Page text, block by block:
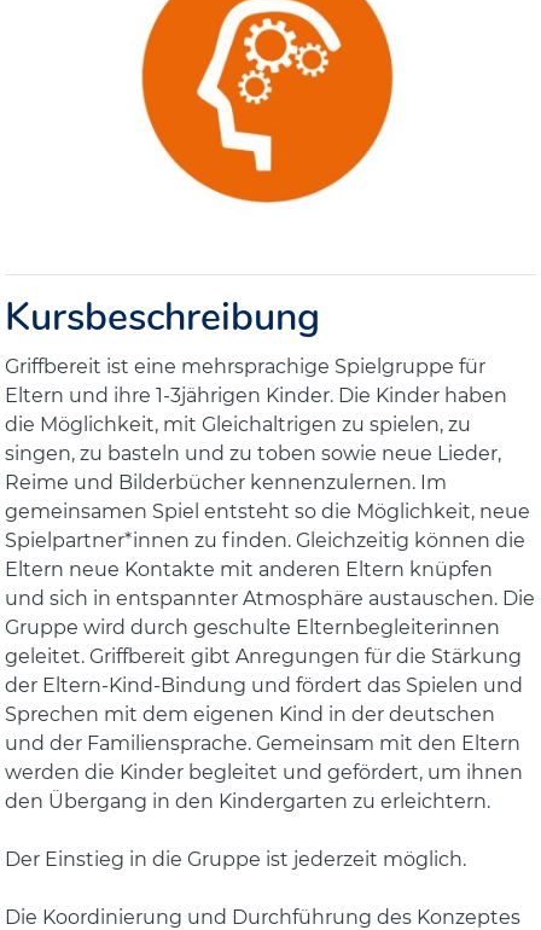
Kursbeschreibung
Griffbereit ist eine mehrsprachige Spielgruppe für
Eltern und ihre 1-3jährigen Kinder. Die Kinder haben
die Möglichkeit, mit Gleichaltrigen zu spielen, zu
singen, zu basteln und zu toben sowie neue Lieder,
Reime und Bilderbücher kennenzulernen. Im
gemeinsamen Spiel entsteht so die Möglichkeit, neue
Spielpartner*innen zu finden. Gleichzeitig können die
Eltern neue Kontakte mit anderen Eltern knüpfen
und sich in entspannter Atmosphäre austauschen. Die
Gruppe wird durch geschulte Elternbegleiterinnen
geleitet. Griffbereit gibt Anregungen für die Stärkung
der Eltern-Kind-Bindung und fördert das Spielen und
Sprechen mit dem eigenen Kind in der deutschen
und der Familiensprache. Gemeinsam mit den Eltern
werden die Kinder begleitet und gefördert, um ihnen
den Übergang in den Kindergarten zu erleichtern.
Der Einstieg in die Gruppe ist jederzeit möglich.
Die Koordinierung und Durchführung des Konzeptes